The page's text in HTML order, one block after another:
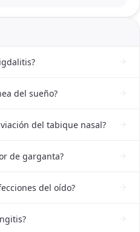
del sueño?
del tabique nasal?
de garganta?
del oído?